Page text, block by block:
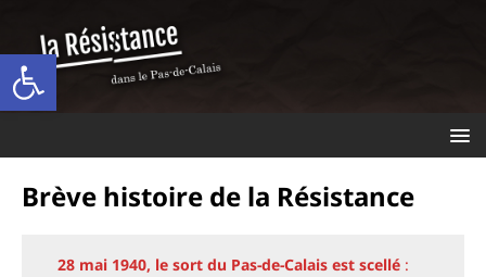
Ouvrir la barre d’outils
Brève histoire de la Résistance
28 mai 1940, le sort du Pas-de-Calais est scellé :